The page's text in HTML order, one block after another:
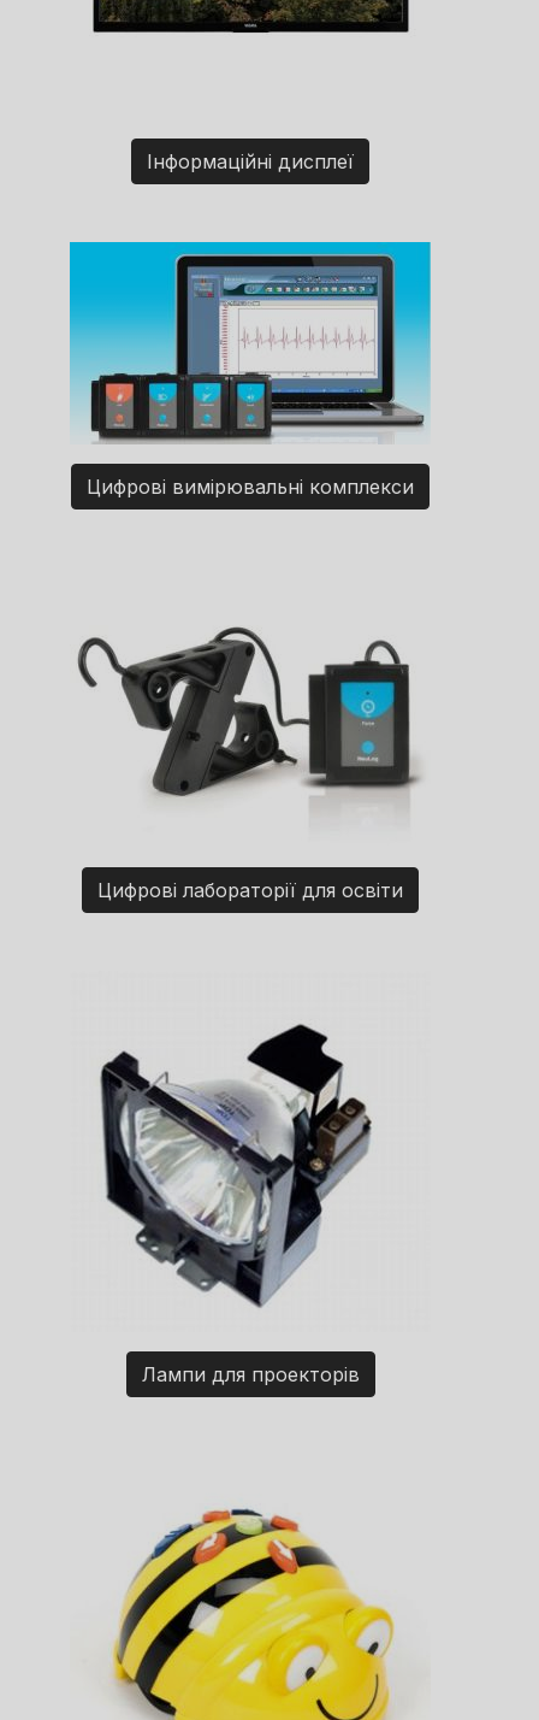
Інформаційні дисплеї
Цифрові вимірювальні комплекси
Цифрові лабораторії для освіти
Лампи для проекторів